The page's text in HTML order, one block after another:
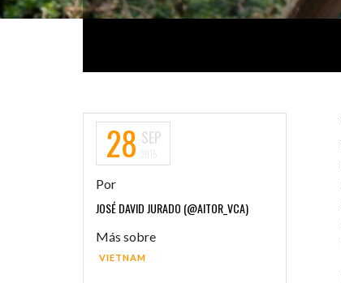
28 SEP
Por
JOSÉ DAVID JURADO (@AITOR_VCA)
Más sobre
VIETNAM